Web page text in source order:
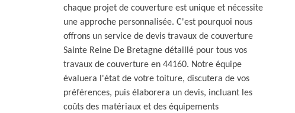
chaque projet de couverture est unique et nécessite
une approche personnalisée. C'est pourquoi nous
offrons un service de devis travaux de couverture
Sainte Reine De Bretagne détaillé pour tous vos
travaux de couverture en 44160. Notre équipe
évaluera l'état de votre toiture, discutera de vos
préférences, puis élaborera un devis, incluant les
coûts des matériaux et des équipements